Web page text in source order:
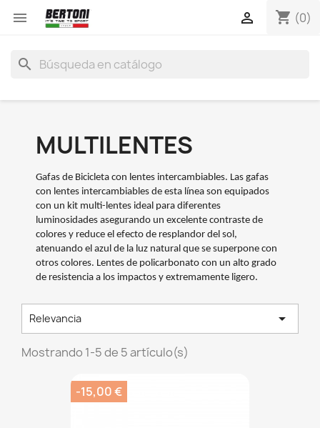
 shopping_cart (0)

search
MULTILENTES
Gafas de Bicicleta con lentes intercambiables. Las gafas
con lentes intercambiables de esta línea son equipados
con un kit multi-lentes ideal para diferentes
luminosidades asegurando un excelente contraste de
colores y reduce el efecto de resplandor del sol,
atenuando el azul de la luz natural que se superpone con
otros colores. Lentes de policarbonato con un alto grado
de resistencia a los impactos y extremamente ligero.
Relevancia 
Mostrando 1-5 de 5 artículo(s)
-15,00 €